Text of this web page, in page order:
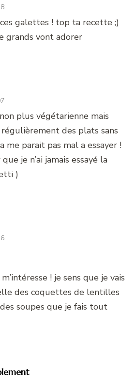
galettes ! top ta recette ;)
grands vont adorer
plus végétarienne mais
régulièrement des plats sans
me parait pas mal a essayer !
je n’ai jamais essayé la
)
! je sens que je vais
des coquettes de lentilles
soupes que je fais tout